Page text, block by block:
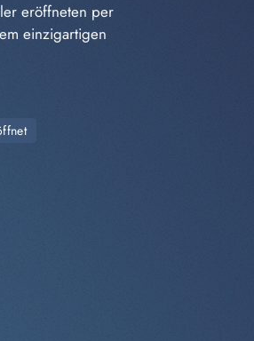
eröffneten per
einzigartigen